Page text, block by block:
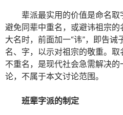
辈派最实用的价值是命名取
避免同辈中重名，或避讳祖宗
大名时，前面加一“讳”，即告
名、字，以示对祖宗的敬重。
不重名，是现代社会急需解决
论，不属于本文讨论范围。
班辈字派的制定